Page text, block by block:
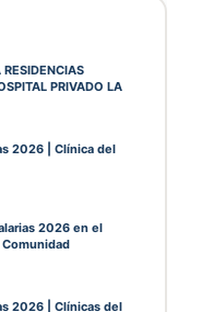
PRIVADO LA
2026 | Clínica del
2026 en el
2026 | Clínicas del